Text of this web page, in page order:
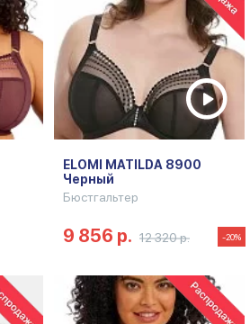
ELOMI MATILDA 8900
Черный
Бюстгальтер
9 856 р. 12 320 р. -20%